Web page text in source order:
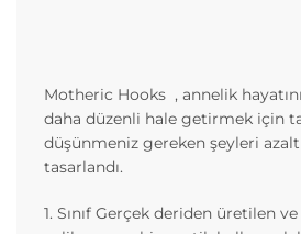
Motheric Hooks , annelik
daha düzenli hale getirmek için
düşünmeniz gereken şeyleri
tasarlandı.
1. Sınıf Gerçek deriden üretilen